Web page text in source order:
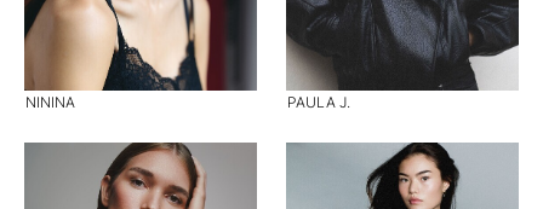
NININA PAULA J.